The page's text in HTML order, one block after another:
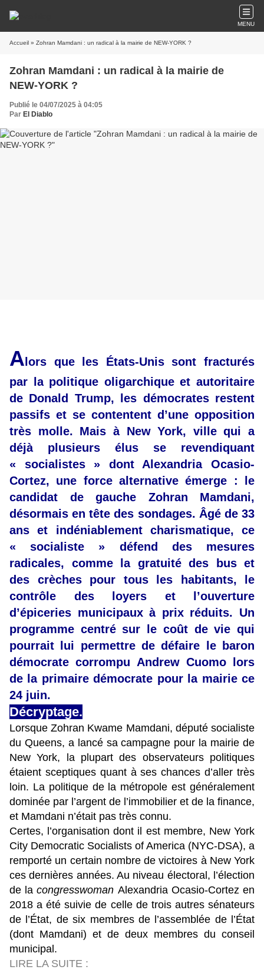
MENU
Accueil » Zohran Mamdani : un radical à la mairie de NEW-YORK ?
Zohran Mamdani : un radical à la mairie de
NEW-YORK ?
Publié le 04/07/2025 à 04:05
Par El Diablo
A lors que les États-Unis sont fracturés
par la politique oligarchique et autoritaire
de Donald Trump, les démocrates restent
passifs et se contentent d’une opposition
très molle. Mais à New York, ville qui a
déjà plusieurs élus se revendiquant
« socialistes » dont Alexandria Ocasio-
Cortez, une force alternative émerge : le
candidat de gauche Zohran Mamdani,
désormais en tête des sondages. Âgé de 33
ans et indéniablement charismatique, ce
« socialiste » défend des mesures
radicales, comme la gratuité des bus et
des crèches pour tous les habitants, le
contrôle des loyers et l’ouverture
d’épiceries municipaux à prix réduits. Un
programme centré sur le coût de vie qui
pourrait lui permettre de défaire le baron
démocrate corrompu Andrew Cuomo lors
de la primaire démocrate pour la mairie ce
24 juin.
Décryptage.
Lorsque Zohran Kwame Mamdani, député socialiste
du Queens, a lancé sa campagne pour la mairie de
New York, la plupart des observateurs politiques
étaient sceptiques quant à ses chances d’aller très
loin. La politique de la métropole est généralement
dominée par l’argent de l’immobilier et de la finance,
et Mamdani n’était pas très connu.
Certes, l’organisation dont il est membre, New York
City Democratic Socialists of America (NYC-DSA), a
remporté un certain nombre de victoires à New York
ces dernières années. Au niveau électoral, l’élection
de lacongresswoman Alexandria Ocasio-Cortez en
2018 a été suivie de celle de trois autres sénateurs
de l’État, de six membres de l’assemblée de l’État
(dont Mamdani) et de deux membres du conseil
municipal.
LIRE LA SUITE :